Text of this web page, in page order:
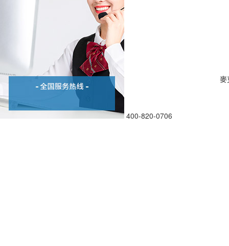
400-820-0706
麥